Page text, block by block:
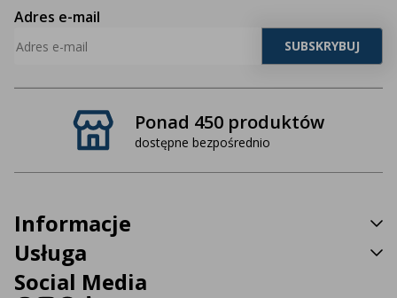
Ponad 450 produktów
dostępne bezpośrednio
Adres e-mail
Informacje
Usługa
Social Media